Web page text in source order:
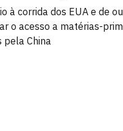
à corrida dos EUA e de
o acesso a matérias-
pela China